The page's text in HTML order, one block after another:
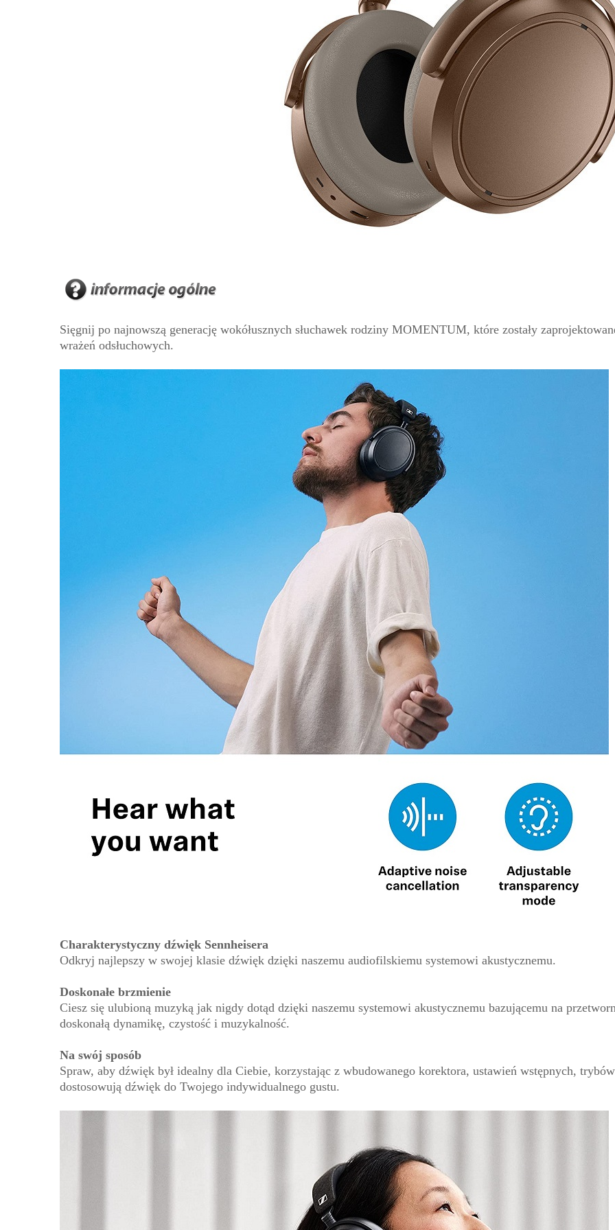
Sięgnij po najnowszą generację wokółusznych słuchawek rodziny MOMENTUM, które zostały
wrażeń odsłuchowych.
Charakterystyczny dźwięk Sennheisera
Odkryj najlepszy w swojej klasie dźwięk dzięki naszemu audiofilskiemu systemowi akustycznemu.
Doskonałe brzmienie
Ciesz się ulubioną muzyką jak nigdy dotąd dzięki naszemu systemowi akustycznemu bazującemu na
doskonałą dynamikę, czystość i muzykalność.
Na swój sposób
Spraw, aby dźwięk był idealny dla Ciebie, korzystając z wbudowanego korektora, ustawień wstępnych,
dostosowują dźwięk do Twojego indywidualnego gustu.